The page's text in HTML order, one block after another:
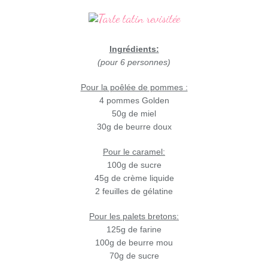
Ingrédients:
(pour 6 personnes)
Pour la poêlée de pommes :
4 pommes Golden
50g de miel
30g de beurre doux
Pour le caramel:
100g de sucre
45g de crème liquide
2 feuilles de gélatine
Pour les palets bretons:
125g de farine
100g de beurre mou
70g de sucre